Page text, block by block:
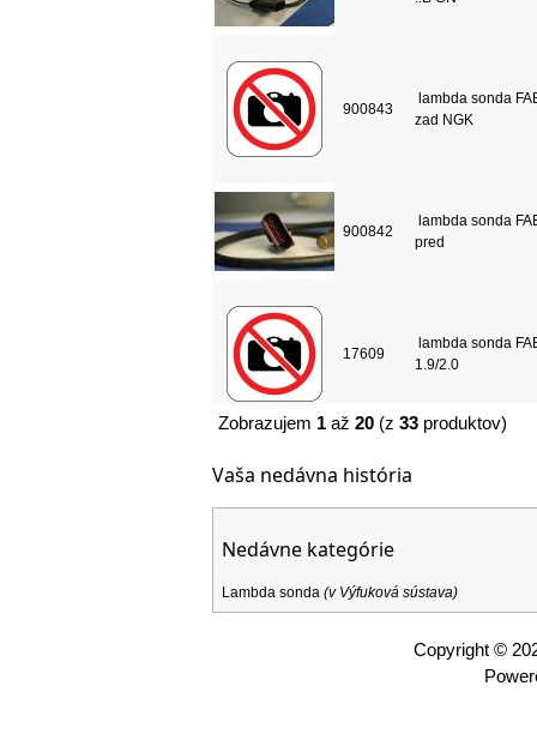
900843
lambda sonda
zad NGK
900842
lambda sonda
pred
17609
lambda sonda
1.9/2.0
Zobrazujem 1až 20(z 33produktov)
Vaša nedávna história
Nedávne kategórie
Lambda sonda (v Výfuková sústava)
Copyright ©